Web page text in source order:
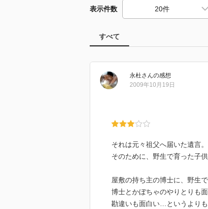
表示件数
すべて
永杜さんの感想
2009年10月19日
それは元々祖父へ届いた遺言。
そのために、野生で育った子
屋敷の持ち主の博士に、野生
博士とかぼちゃのやりとりも
勘違いも面白い…というより